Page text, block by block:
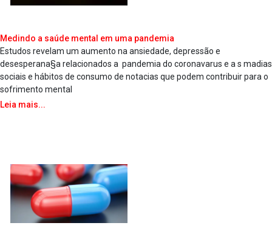
Medindo a saúde mental em uma pandemia
Estudos revelam um aumento na ansiedade, depressão e
desesperana§a relacionados a pandemia do coronava­rus e a s ma­dias
sociais e hábitos de consumo de nota­cias que podem contribuir para o
sofrimento mental
Leia mais...